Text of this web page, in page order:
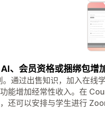
、会员资格或捆绑包增
通过出售知识，加入在线
能增加经常性收入。在
还可以安排与学生进行